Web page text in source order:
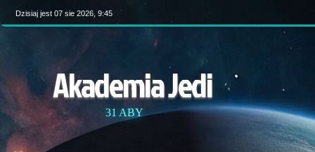
Dzisiaj jest 07 sie 2026, 9:45
Akademia Jedi
31 ABY